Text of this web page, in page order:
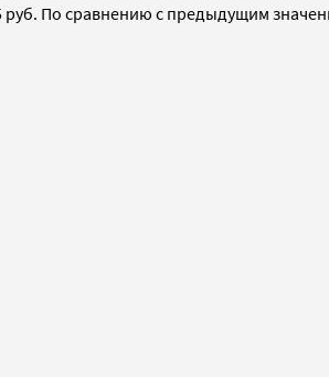
По сравнению с предыдущим